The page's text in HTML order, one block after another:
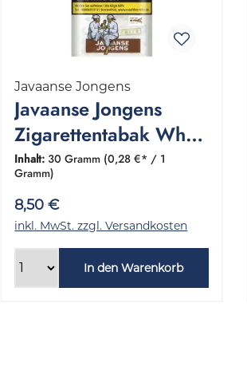
Javaanse Jongens
Javaanse Jongens
Zigarettentabak White
1 Pouch 30 Gramm
Inhalt: 30 Gramm (0,28 €* / 1
Gramm)
8,50 €
inkl. MwSt. zzgl. Versandkosten
In den Warenkorb